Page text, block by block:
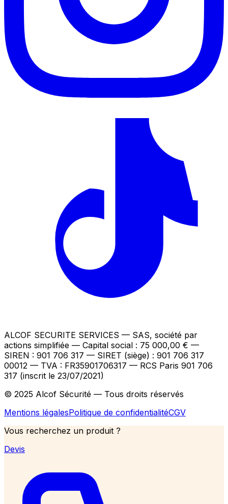
ALCOF SECURITE SERVICES — SAS, société par
actions simplifiée — Capital social : 75 000,00 € —
SIREN : 901 706 317 — SIRET (siège) : 901 706 317
00012 — TVA : FR35901706317 — RCS Paris 901 706
317 (inscrit le 23/07/2021)
© 2025 Alcof Sécurité — Tous droits réservés
Mentions légalesPolitique de confidentialitéCGV
Vous recherchez un produit ?
Devis